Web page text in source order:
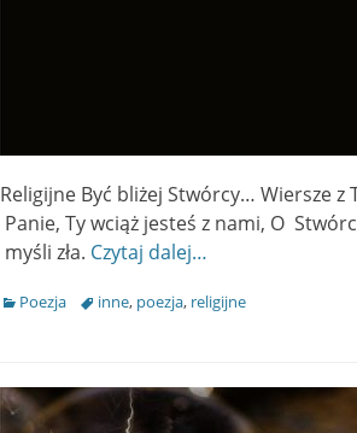
Religijne Być bliżej Stwórcy… Wiersze
Panie, Ty wciąż jesteś z nami, O
myśli zła. Czytaj dalej…
Categories
Poezja Tagsinne, poezja, religijne